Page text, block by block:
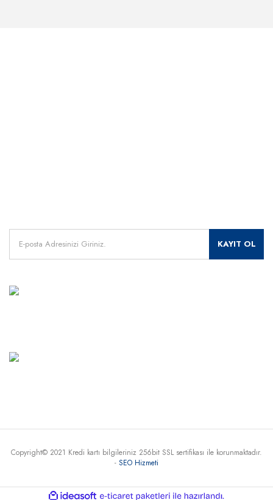
KAYIT OL
Copyright© 2021 Kredi kartı bilgileriniz 256bit SSL sertifikası ile korunmaktadır.
- SEO Hizmeti
ideasoft e-